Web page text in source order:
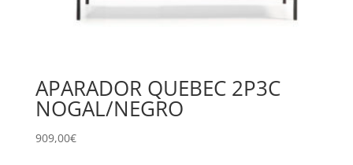
APARADOR QUEBEC 2P3C
NOGAL/NEGRO
909,00€